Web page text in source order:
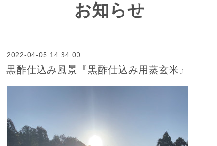
お知らせ
2022-04-05 14:34:00
黒酢仕込み風景『黒酢仕込み用蒸玄米』